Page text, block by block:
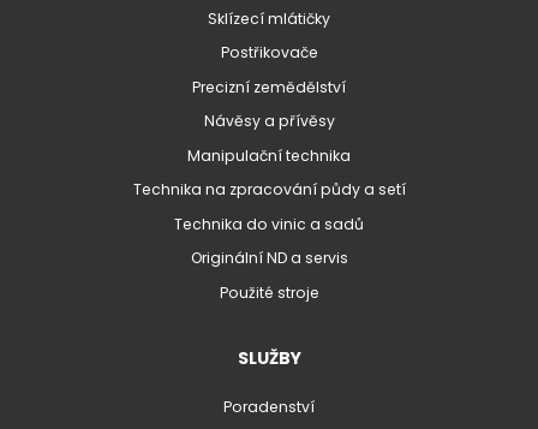
Sklízecí mlátičky
Postřikovače
Precizní zemědělství
Návěsy a přívěsy
Manipulační technika
Technika na zpracování půdy a setí
Technika do vinic a sadů
Originální ND a servis
Použité stroje
SLUŽBY
Poradenství